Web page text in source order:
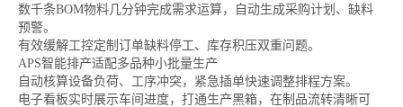
数千条BOM物料几分钟完成需求运算，自动生成采购计划、缺料
预警。
有效缓解工控定制订单缺料停工、库存积压双重问题。
APS智能排产适配多品种小批量生产
自动核算设备负荷、工序冲突，紧急插单快速调整排程方案。
电子看板实时展示车间进度，打通生产黑箱，在制品流转清晰可